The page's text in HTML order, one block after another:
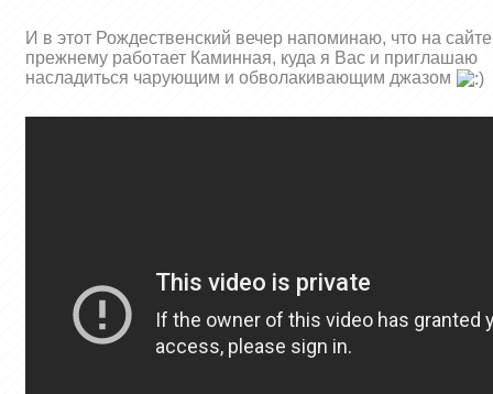
И в этот Рождественский вечер напоминаю, что на
прежнему работает Каминная, куда я Вас и приглашаю
насладиться чарующим и обволакивающим джазом